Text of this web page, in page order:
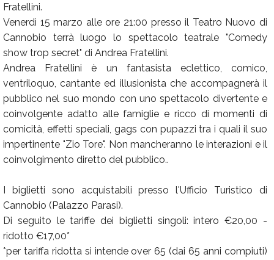
Fratellini.
Venerdì 15 marzo alle ore 21:00 presso il Teatro Nuovo di
Cannobio terrà luogo lo spettacolo teatrale "Comedy
show trop secret" di Andrea Fratellini.
Andrea Fratellini è un fantasista eclettico, comico,
ventriloquo, cantante ed illusionista che accompagnerà il
pubblico nel suo mondo con uno spettacolo divertente e
coinvolgente adatto alle famiglie e ricco di momenti di
comicità, effetti speciali, gags con pupazzi tra i quali il suo
impertinente "Zio Tore". Non mancheranno le interazioni e il
coinvolgimento diretto del pubblico..
I biglietti sono acquistabili presso l'Ufficio Turistico di
Cannobio (Palazzo Parasi).
Di seguito le tariffe dei biglietti singoli: intero €20,00 -
ridotto €17,00*
*per tariffa ridotta si intende over 65 (dai 65 anni compiuti)